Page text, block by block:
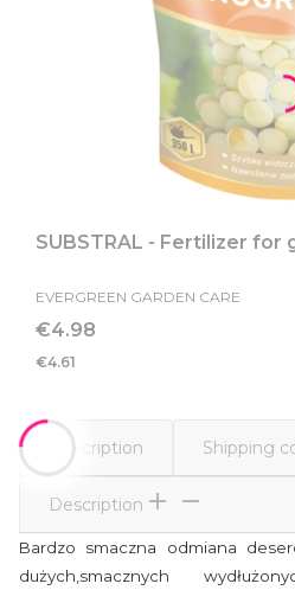
SUBSTRAL - Fertilizer for
EVERGREEN GARDEN CARE
Price
€4.98
€4.61
Description Shipping
Description
Bardzo smaczna odmiana
dużych,smacznych